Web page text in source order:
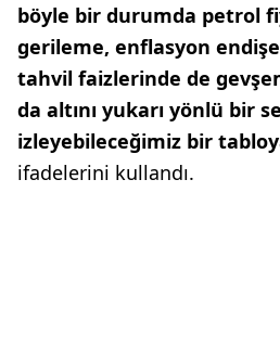
böyle bir durumda petrol
gerileme, enflasyon
tahvil faizlerinde de
da altını yukarı yönlü bir
izleyebileceğimiz bir
ifadelerini kullandı.